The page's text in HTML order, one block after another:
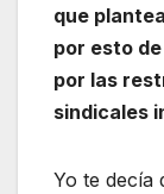
que
por esto
por las
sindicales
Yo te decía